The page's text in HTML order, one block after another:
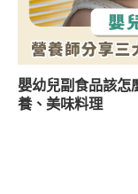
嬰幼兒副食品該怎
養、美味料理